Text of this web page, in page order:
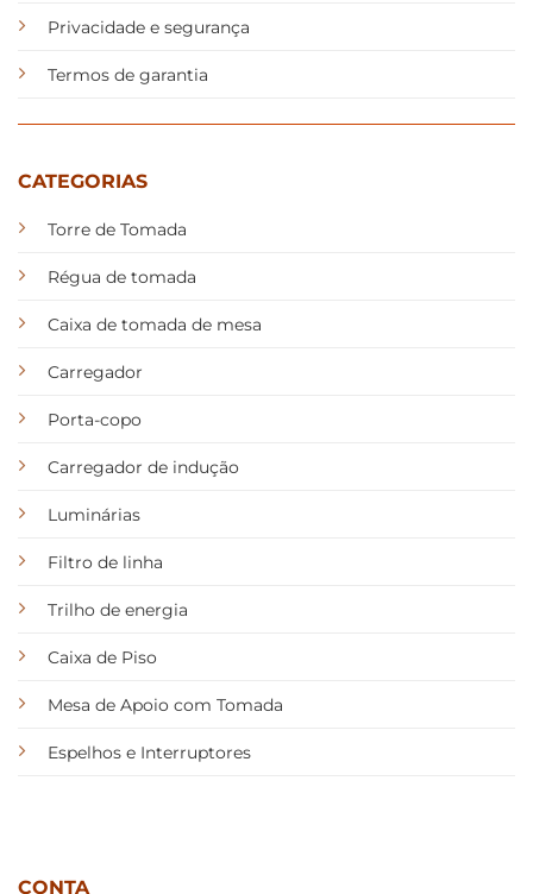
Privacidade e segurança
Termos de garantia
CATEGORIAS
Torre de Tomada
Régua de tomada
Caixa de tomada de mesa
Carregador
Porta-copo
Carregador de indução
Luminárias
Filtro de linha
Trilho de energia
Caixa de Piso
Mesa de Apoio com Tomada
Espelhos e Interruptores
CONTA